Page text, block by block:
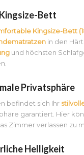
Bett
Kingsize-Bett
in den
und höchsten
Privatsphäre
befindet sich Ihr
garantiert. Hier
Zimmer verlassen zu
Helligkeit